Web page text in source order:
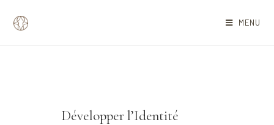
MENU
Développer l’Identité